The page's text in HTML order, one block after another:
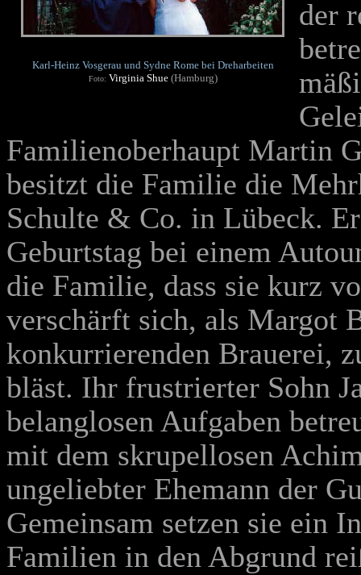
Karl-Heinz Vosgerau und Sydne Rome bei Dreharbeiten
Foto: Virginia Shue (Hamburg)
der
Familienoberhaupt Martin
besitzt die Familie die
Schulte & Co. in Lübeck.
Geburtstag bei einem
die Familie, dass sie kurz
verschärft sich, als Margot
konkurrierenden Brauerei,
bläst. Ihr frustrierter Sohn
belanglosen Aufgaben
mit dem skrupellosen
ungeliebter Ehemann der
Gemeinsam setzen sie ein
Familien in den Abgrund